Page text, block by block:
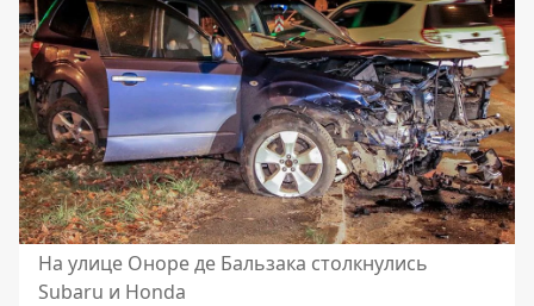
На улице Оноре де Бальзака столкнулись
Subaru и Honda